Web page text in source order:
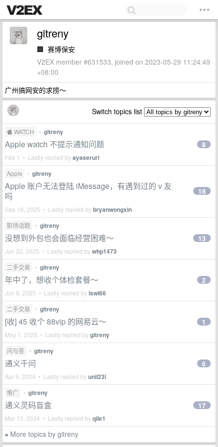
gitreny
🏢 赛博保安
V2EX member #631533, joined on 2023-05-29 11:24:49
+08:00
广州搞网安的求捞～
Switch topics list
 WATCH • gitreny
Apple watch 不提示通知问题
Feb 1 • Lastly replied byayaseruri
8
Apple • gitreny
Apple 账户无法登陆 iMessage，有遇到过的 v 友
吗
Sep 16, 2025 • Lastly replied bybryanwongxin
18
职场话题 • gitreny
没想到外包也会面临经营困难～
Jun 22, 2025 • Lastly replied bywhp1473
13
二手交易 • gitreny
年中了，想收个体检套餐～
Jun 8, 2025 • Lastly replied bylswl66
2
二手交易 • gitreny
[收] 45 收个 88vip 的网易云～
May 1, 2025 • Lastly replied bygitreny
1
问与答 • gitreny
通义千问
Apr 9, 2024 • Lastly replied byunii23i
6
推广 • gitreny
通义灵码盲盒
Mar 13, 2024 • Lastly replied byqile1
17
» More topics by gitreny